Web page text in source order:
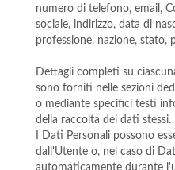
numero di telefono, email,
sociale, indirizzo, data di
professione, nazione, stato,
Dettagli completi su
sono forniti nelle sezioni
o mediante specifici testi
della raccolta dei dati stessi.
I Dati Personali possono
dall'Utente o, nel caso di